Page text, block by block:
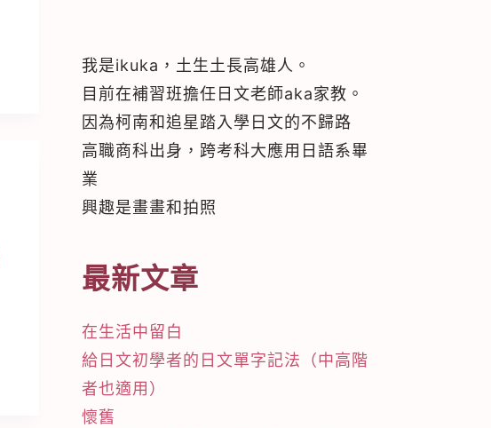
我是ikuka，土生土長高雄人。
目前在補習班擔任日文老師aka家教。
因為柯南和追星踏入學日文的不歸路
高職商科出身，跨考科大應用日語系畢
業
興趣是畫畫和拍照
最新文章
在生活中留白
給日文初學者的日文單字記法（中高階
者也適用）
懷舊